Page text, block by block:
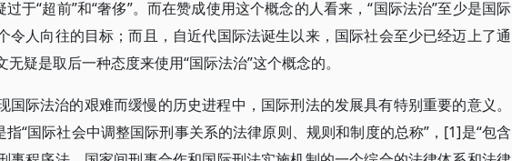
过于“超前”和“奢侈”。而在赞成使用这个概念的人看来，“国际法治”至少是国际
令人向往的目标；而且，自近代国际法诞生以来，国际社会至少已经迈上了通
疑是取后一种态度来使用“国际法治”这个概念的。
国际法治的艰难而缓慢的历史进程中，国际刑法的发展具有特别重要的意义。
指“国际社会中调整国际刑事关系的法律原则、规则和制度的总称”，[1]是“包含